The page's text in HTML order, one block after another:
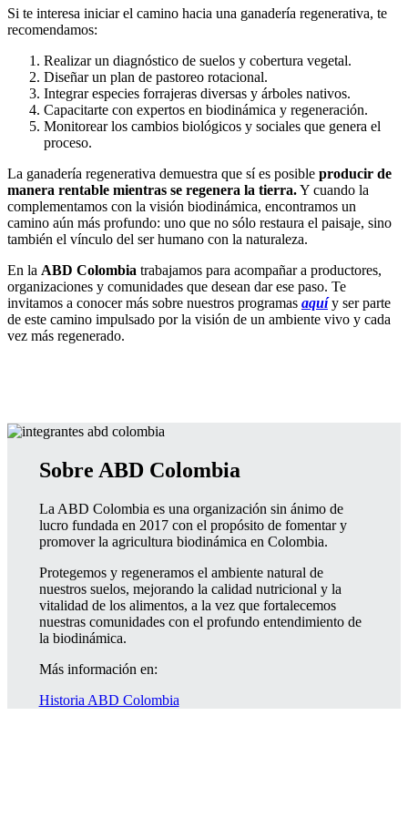
Si te interesa iniciar el camino hacia una ganadería regenerativa, te
recomendamos:
Realizar un diagnóstico de suelos y cobertura vegetal.
Diseñar un plan de pastoreo rotacional.
Integrar especies forrajeras diversas y árboles nativos.
Capacitarte con expertos en biodinámica y regeneración.
Monitorear los cambios biológicos y sociales que genera el
proceso.
La ganadería regenerativa demuestra que sí es posible producir de
manera rentable mientras se regenera la tierra.Y cuando la
complementamos con la visión biodinámica, encontramos un
camino aún más profundo: uno que no sólo restaura el paisaje, sino
también el vínculo del ser humano con la naturaleza.
En la ABD Colombia trabajamos para acompañar a productores,
organizaciones y comunidades que desean dar ese paso. Te
invitamos a conocer más sobre nuestros programas aquíy ser parte
de este camino impulsado por la visión de un ambiente vivo y cada
vez más regenerado.
Sobre ABD Colombia
La ABD Colombia es una organización sin ánimo de
lucro fundada en 2017 con el propósito de fomentar y
promover la agricultura biodinámica en Colombia.
Protegemos y regeneramos el ambiente natural de
nuestros suelos, mejorando la calidad nutricional y la
vitalidad de los alimentos, a la vez que fortalecemos
nuestras comunidades con el profundo entendimiento de
la biodinámica.
Más información en:
Historia ABD Colombia